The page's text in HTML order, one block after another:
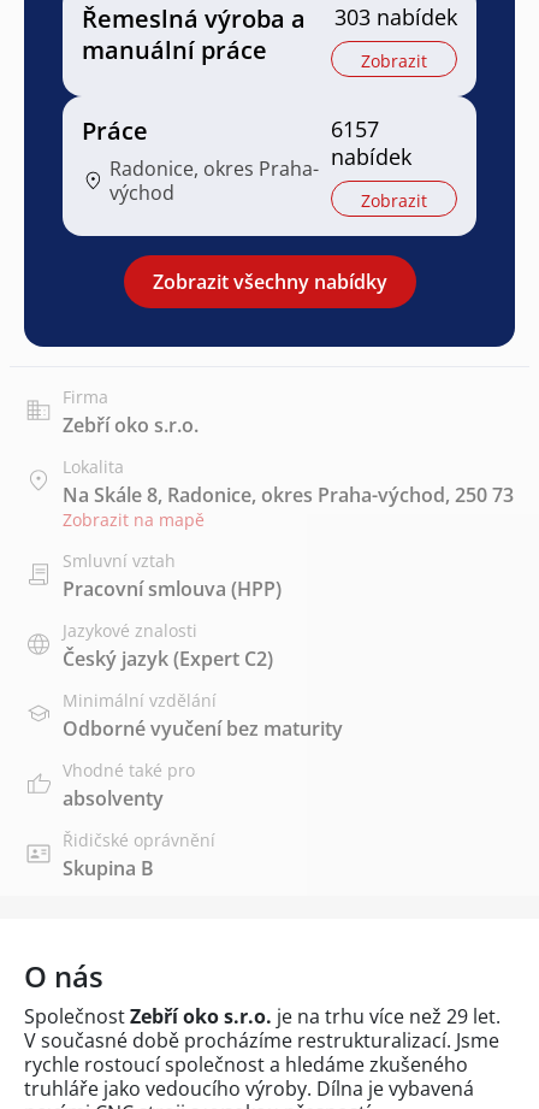
Řemeslná výroba a
manuální práce
303 nabídek
Zobrazit
Práce
Radonice, okres Praha-
východ
6157
nabídek
Zobrazit
Zobrazit všechny nabídky
Firma
Zebří oko s.r.o.
Lokalita
Na Skále 8, Radonice, okres Praha-východ, 250 73
Zobrazit na mapě
Smluvní vztah
Pracovní smlouva (HPP)
Jazykové znalosti
Český jazyk(Expert C2)
Minimální vzdělání
Odborné vyučení bez maturity
Vhodné také pro
absolventy
Řidičské oprávnění
Skupina B
O nás
SpolečnostZebří oko s.r.o. je na trhu více než 29 let.
V současné době procházíme restrukturalizací. Jsme
rychle rostoucí společnost a hledáme zkušeného
truhláře jako vedoucího výroby. Dílna je vybavená